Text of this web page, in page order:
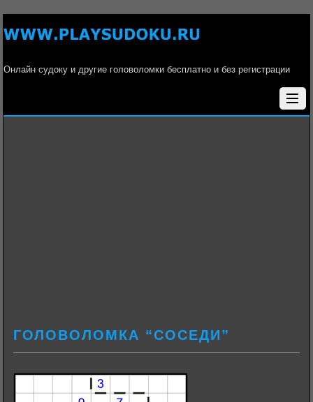
Онлайн судоку и другие головоломки бесплатно и без регистрации
ГОЛОВОЛОМКА “СОСЕДИ”